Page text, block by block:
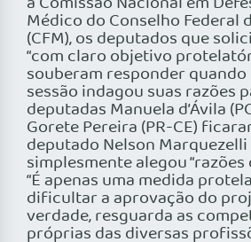
Médico do Conselho Federal
(CFM), os deputados que
“com claro objetivo
souberam responder
sessão indagou suas razões
deputadas Manuela d’Ávila
Gorete Pereira (PR-CE)
deputado Nelson Marquezelli
simplesmente alegou
“É apenas uma medida
dificultar a aprovação do
verdade, resguarda as
próprias das diversas